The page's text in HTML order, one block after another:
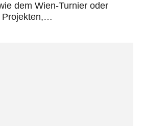
dem Wien-Turnier oder
Projekten,…